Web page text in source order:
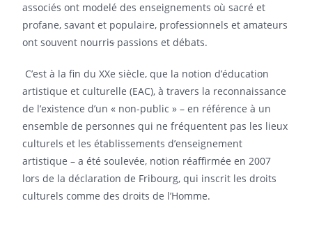
associés ont modelé des enseignements où sacré et
profane, savant et populaire, professionnels et amateurs
ont souvent nourrispassions et débats.
C’est à la fin du XXe siècle, que la notion d’éducation
artistique et culturelle (EAC), à travers la reconnaissance
de l’existence d’un « non-public » – en référence à un
ensemble de personnes qui ne fréquentent pas les lieux
culturels et les établissements d’enseignement
artistique – a été soulevée, notion réaffirmée en 2007
lors de la déclaration de Fribourg, qui inscrit les droits
culturels comme des droits de l’Homme.